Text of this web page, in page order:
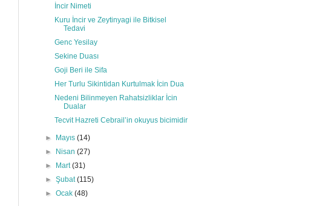
İncir Nimeti
Kuru İncir ve Zeytinyagi ile Bitkisel
Tedavi
Genc Yesilay
Sekine Duası
Goji Beri ile Sifa
Her Turlu Sikintidan Kurtulmak İcin Dua
Nedeni Bilinmeyen Rahatsizliklar İcin
Dualar
Tecvit Hazreti Cebrail’in okuyus bicimidir
► Mayıs(14)
►
Nisan(27)
►
Mart(31)
►Şubat(115)
►Ocak(48)